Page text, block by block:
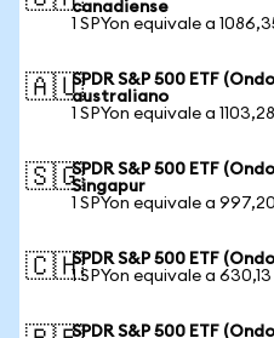
canadiense
1 SPYon equivale a
🇦🇺SPDR S&P 500 ETF
australiano
1 SPYon equivale a
🇸🇬SPDR S&P 500 ETF
Singapur
1 SPYon equivale a
🇨🇭SPDR S&P 500 ETF
1 SPYon equivale a
SPDR S&P 500 ETF